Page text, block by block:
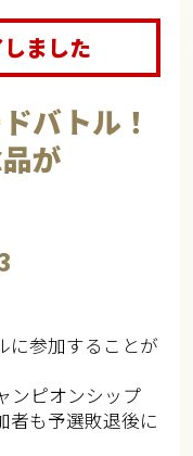
ました
バトル！
が
に参加することが
ンピオンシップ
者も予選敗退後に